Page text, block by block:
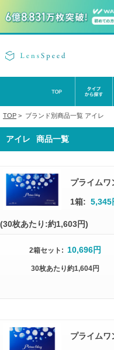
TOP > ブランド別商品一覧 アイレ
アイレ 商品一覧
プライムワ
1箱: 5,345
(30枚あたり:約1,603円)
2箱セット : 10,696円
30枚あたり約1,604円
プライムワ